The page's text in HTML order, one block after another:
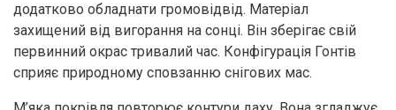
додатково обладнати громовідвід. Матеріал
захищений від вигорання на сонці. Він зберігає свій
первинний окрас тривалий час. Конфігурація Гонтів
сприяє природному сповзанню снігових мас.